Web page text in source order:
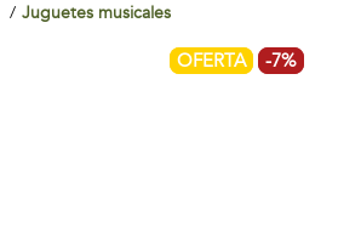
Juguetes musicales
OFERTA -7%